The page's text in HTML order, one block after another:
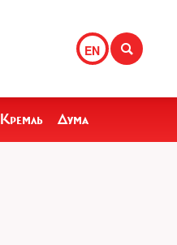
EN
Кремль Дума